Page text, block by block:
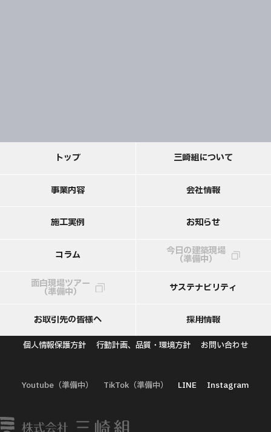
トップ 三崎組について
事業内容 会社情報
施工実例 お知らせ
コラム 今日の建築現場
（準備中）
面白現場ツアー
（準備中） サステナビリティ
お取引先の皆様へ 採用情報
個人情報保護方針 行動計画、品質・環境方針 お問い合わせ
Youtube（準備中） TikTok（準備中） LINE Instagram